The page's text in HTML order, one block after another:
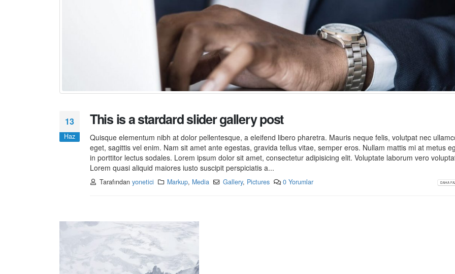
13
Haz
This is a stardard slider gallery post
Quisque elementum nibh at dolor pellentesque, a eleifend libero pharetra. Mauris neque felis, volutpat nec
eget, sagittis vel enim. Nam sit amet ante egestas, gravida tellus vitae, semper eros. Nullam mattis mi at metus
in porttitor lectus sodales. Lorem ipsum dolor sit amet, consectetur adipisicing elit. Voluptate laborum vero
Lorem quasi aliquid maiores iusto suscipit perspiciatis a...
Tarafından yonetici Markup, Media Gallery, Pictures 0 Yorumlar DAHA